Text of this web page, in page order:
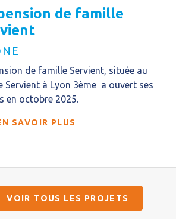
de famille
de famille Servient, située au
Servient à Lyon 3ème a ouvert ses
en octobre 2025.
SAVOIR PLUS
VOIR TOUS LES PROJETS